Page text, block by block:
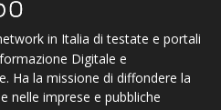
in Italia di testate e portali
Digitale e
Ha la missione di diffondere la
nelle imprese e pubbliche